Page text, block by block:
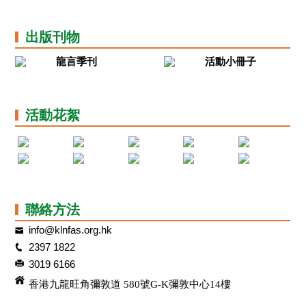
出版刊物
龍言季刊 活動小冊子
活動花絮
聯絡方法
info@klnfas.org.hk
2397 1822
3019 6166
香港九龍旺角彌敦道 580號G-K彌敦中心14樓